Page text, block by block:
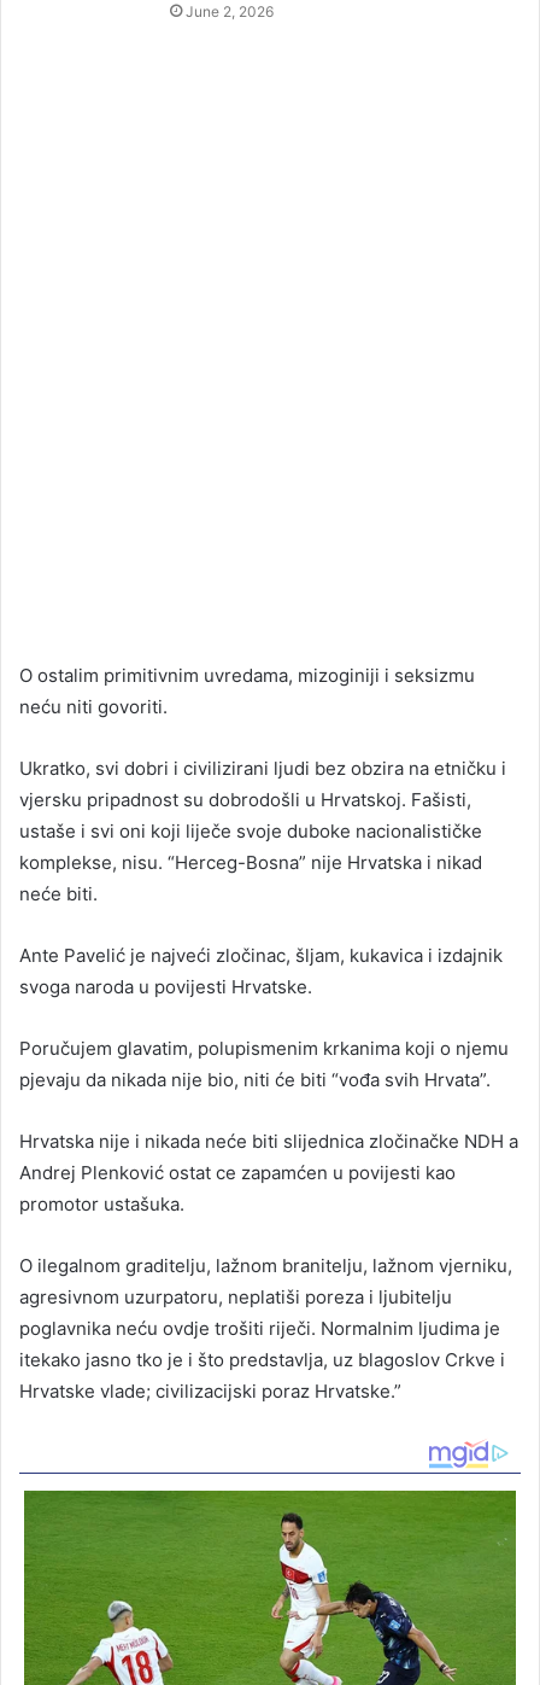
June 2, 2026
O ostalim primitivnim uvredama, mizoginiji i seksizmu
neću niti govoriti.
Ukratko, svi dobri i civilizirani ljudi bez obzira na etničku i
vjersku pripadnost su dobrodošli u Hrvatskoj. Fašisti,
ustaše i svi oni koji liječe svoje duboke nacionalističke
komplekse, nisu. “Herceg-Bosna” nije Hrvatska i nikad
neće biti.
Ante Pavelić je najveći zločinac, šljam, kukavica i izdajnik
svoga naroda u povijesti Hrvatske.
Poručujem glavatim, polupismenim krkanima koji o njemu
pjevaju da nikada nije bio, niti će biti “vođa svih Hrvata”.
Hrvatska nije i nikada neće biti slijednica zločinačke NDH a
Andrej Plenković ostat ce zapamćen u povijesti kao
promotor ustašuka.
O ilegalnom graditelju, lažnom branitelju, lažnom vjerniku,
agresivnom uzurpatoru, neplatiši poreza i ljubitelju
poglavnika neću ovdje trošiti riječi. Normalnim ljudima je
itekako jasno tko je i što predstavlja, uz blagoslov Crkve i
Hrvatske vlade; civilizacijski poraz Hrvatske.”